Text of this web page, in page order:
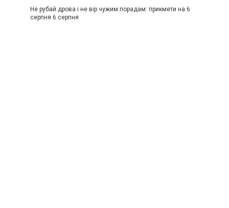
Не рубай дрова і не вір чужим порадам: прикмети на 6
серпня 6 серпня